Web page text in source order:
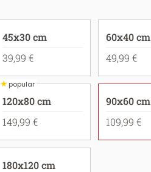
45x30 cm
39,99 €
60x40 cm
49,99 €
★popular
120x80 cm
149,99 €
90x60 cm
109,99 €
180x120 cm